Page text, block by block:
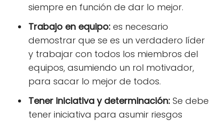
siempre en función de dar lo mejor.
Trabajo en equipo: es necesario
demostrar que se es un verdadero líder
y trabajar con todos los miembros del
equipos, asumiendo un rol motivador,
para sacar lo mejor de todos.
Tener iniciativa y determinación: Se debe
tener iniciativa para asumir riesgos